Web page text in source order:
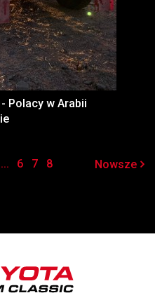
Polacy w Arabii
... 6 7 8 Nowsze